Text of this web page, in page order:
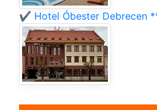
✔️ Hotel Óbester Debrecen